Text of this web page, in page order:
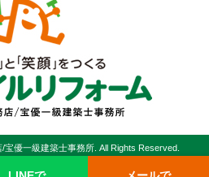
優一級建築士事務所. All Rights Reserved.